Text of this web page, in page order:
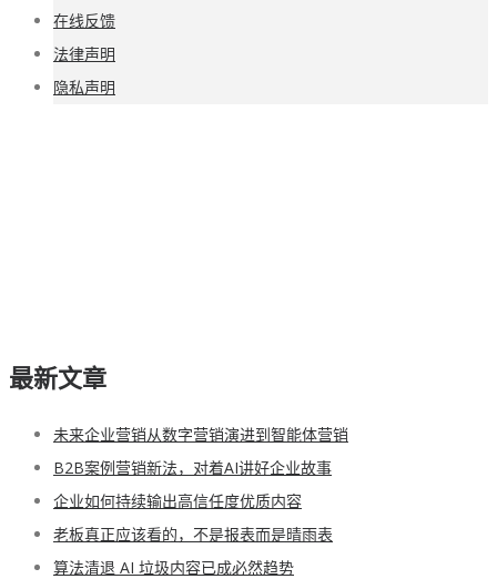
在线反馈
法律声明
隐私声明
最新文章
未来企业营销从数字营销演进到智能体营销
B2B案例营销新法，对着AI讲好企业故事
企业如何持续输出高信任度优质内容
老板真正应该看的，不是报表而是晴雨表
算法清退 AI 垃圾内容已成必然趋势